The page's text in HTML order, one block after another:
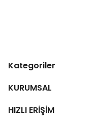
Kategoriler
KURUMSAL
HIZLI ERİŞİM